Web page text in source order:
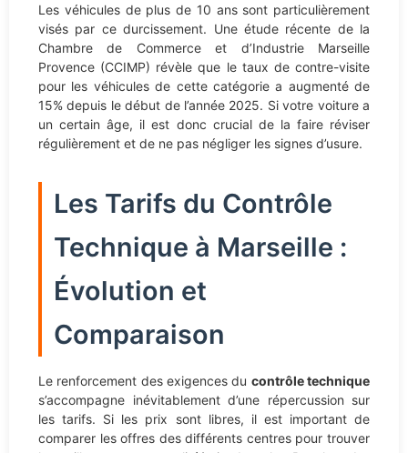
Les véhicules de plus de 10 ans sont particulièrement
visés par ce durcissement. Une étude récente de la
Chambre de Commerce et d’Industrie Marseille
Provence (CCIMP) révèle que le taux de contre-visite
pour les véhicules de cette catégorie a augmenté de
15% depuis le début de l’année 2025. Si votre voiture a
un certain âge, il est donc crucial de la faire réviser
régulièrement et de ne pas négliger les signes d’usure.
Les Tarifs du Contrôle
Technique à Marseille :
Évolution et
Comparaison
Le renforcement des exigences du contrôle technique
s’accompagne inévitablement d’une répercussion sur
les tarifs. Si les prix sont libres, il est important de
comparer les offres des différents centres pour trouver